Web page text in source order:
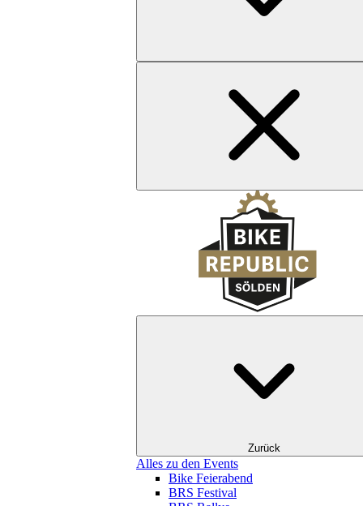
Zurück
Alles zu den Events
Bike Feierabend
BRS Festival